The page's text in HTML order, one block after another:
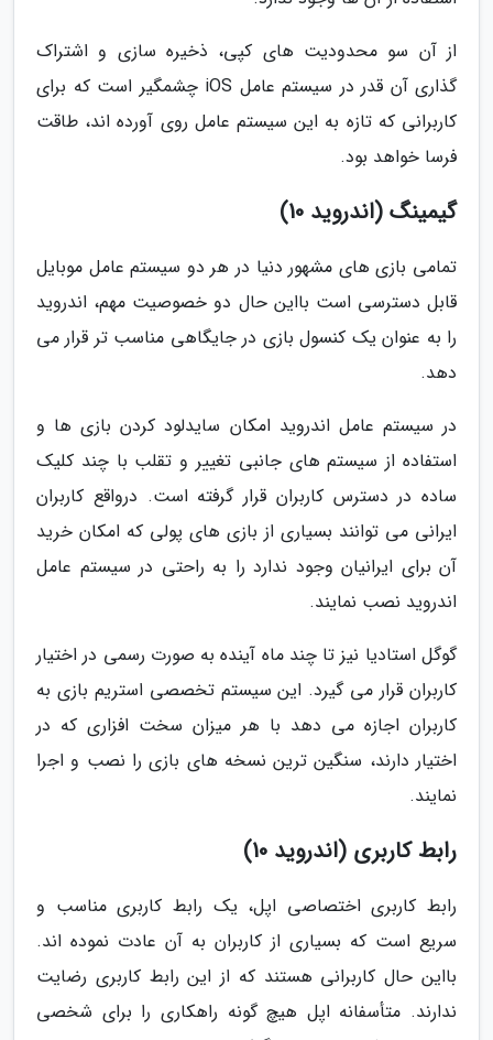
از آن سو محدودیت های کپی، ذخیره سازی و اشتراک
گذاری آن قدر در سیستم عامل iOS چشمگیر است که برای
کاربرانی که تازه به این سیستم عامل روی آورده اند، طاقت
فرسا خواهد بود.
گیمینگ (اندروید 10)
تمامی بازی های مشهور دنیا در هر دو سیستم عامل موبایل
قابل دسترسی است بااین حال دو خصوصیت مهم، اندروید
را به عنوان یک کنسول بازی در جایگاهی مناسب تر قرار می
دهد.
در سیستم عامل اندروید امکان سایدلود کردن بازی ها و
استفاده از سیستم های جانبی تغییر و تقلب با چند کلیک
ساده در دسترس کاربران قرار گرفته است. درواقع کاربران
ایرانی می توانند بسیاری از بازی های پولی که امکان خرید
آن برای ایرانیان وجود ندارد را به راحتی در سیستم عامل
اندروید نصب نمایند.
گوگل استادیا نیز تا چند ماه آینده به صورت رسمی در اختیار
کاربران قرار می گیرد. این سیستم تخصصی استریم بازی به
کاربران اجازه می دهد با هر میزان سخت افزاری که در
اختیار دارند، سنگین ترین نسخه های بازی را نصب و اجرا
نمایند.
رابط کاربری (اندروید 10)
رابط کاربری اختصاصی اپل، یک رابط کاربری مناسب و
سریع است که بسیاری از کاربران به آن عادت نموده اند.
بااین حال کاربرانی هستند که از این رابط کاربری رضایت
ندارند. متأسفانه اپل هیچ گونه راهکاری را برای شخصی